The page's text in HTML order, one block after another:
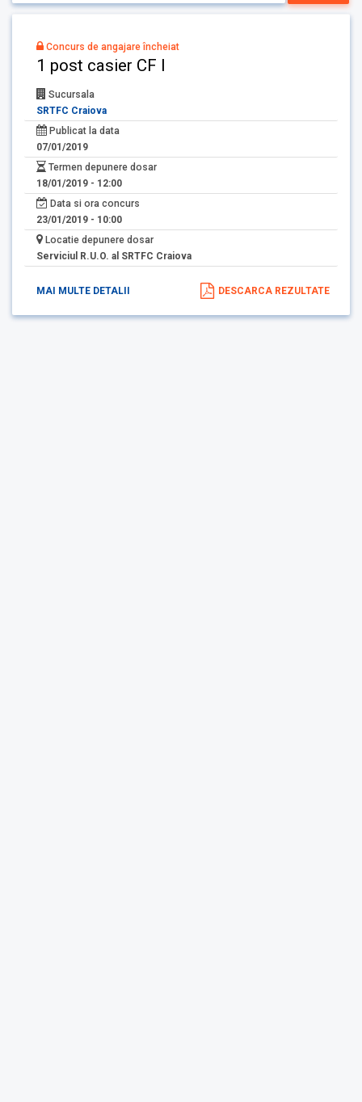
Concurs de angajare încheiat
1 post casier CF I
Sucursala
SRTFC Craiova
Publicat la data
07/01/2019
Termen depunere dosar
18/01/2019 - 12:00
Data si ora concurs
23/01/2019 - 10:00
Locatie depunere dosar
Serviciul R.U.O. al SRTFC Craiova
MAI MULTE DETALII DESCARCA REZULTATE